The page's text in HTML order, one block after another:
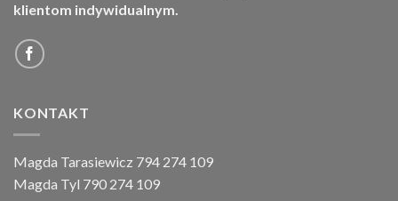
klientom indywidualnym.
KONTAKT
Magda Tarasiewicz 794 274 109
Magda Tyl 790 274 109